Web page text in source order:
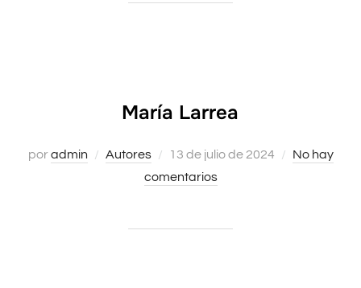
María Larrea
poradmin Autores
Publicado
el
13 de julio de 2024
No hay
comentarios